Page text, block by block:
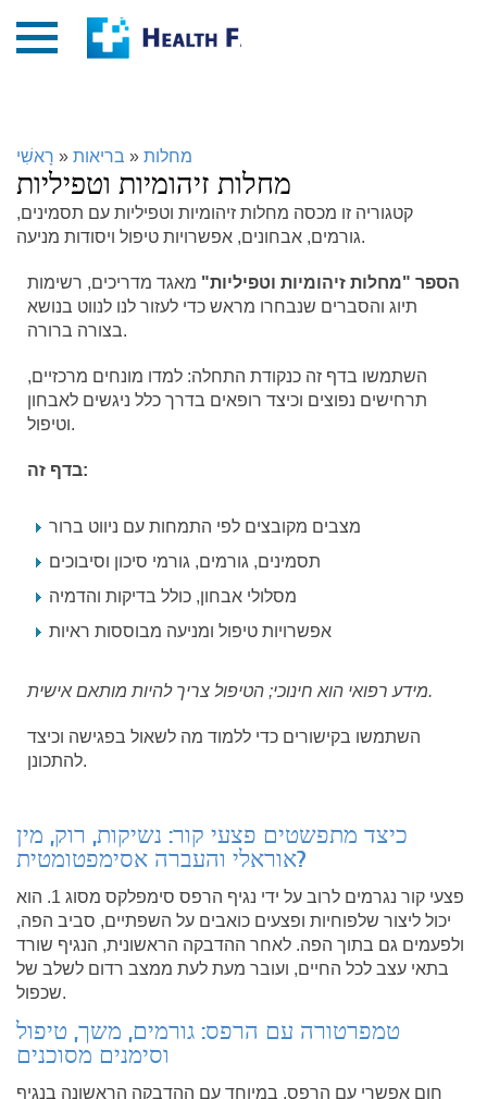
רָאשִׁי » בריאות » מחלות
מחלות זיהומיות וטפיליות
קטגוריה זו מכסה מחלות זיהומיות וטפיליות עם תסמינים,
גורמים, אבחונים, אפשרויות טיפול ויסודות מניעה.
הספר "מחלות זיהומיות וטפיליות" מאגד מדריכים, רשימות
תיוג והסברים שנבחרו מראש כדי לעזור לנו לנווט בנושא
בצורה ברורה.
השתמשו בדף זה כנקודת התחלה: למדו מונחים מרכזיים,
תרחישים נפוצים וכיצד רופאים בדרך כלל ניגשים לאבחון
וטיפול.
בדף זה:
מצבים מקובצים לפי התמחות עם ניווט ברור
תסמינים, גורמים, גורמי סיכון וסיבוכים
מסלולי אבחון, כולל בדיקות והדמיה
אפשרויות טיפול ומניעה מבוססות ראיות
מידע רפואי הוא חינוכי; הטיפול צריך להיות מותאם אישית.
השתמשו בקישורים כדי ללמוד מה לשאול בפגישה וכיצד
להתכונן.
כיצד מתפשטים פצעי קור: נשיקות, רוק, מין
אוראלי והעברה אסימפטומטית?
פצעי קור נגרמים לרוב על ידי נגיף הרפס סימפלקס מסוג 1. הוא
יכול ליצור שלפוחיות ופצעים כואבים על השפתיים, סביב הפה,
ולפעמים גם בתוך הפה. לאחר ההדבקה הראשונית, הנגיף שורד
בתאי עצב לכל החיים, ועובר מעת לעת ממצב רדום לשלב של
שכפול.
טמפרטורה עם הרפס: גורמים, משך, טיפול
וסימנים מסוכנים
חום אפשרי עם הרפס, במיוחד עם ההדבקה הראשונה בנגיף